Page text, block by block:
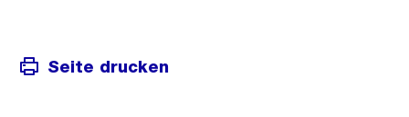
Seite drucken